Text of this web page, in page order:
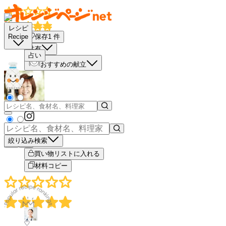
レシピ
Recipe
占い
絞り込み検索
保存1 件
共有
おすすめの献立
－
＋
買い物リストに入れる
材料コピー